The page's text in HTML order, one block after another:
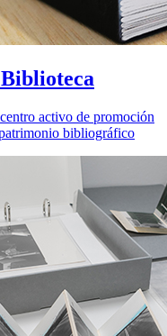
activo de promoción
bibliográfico